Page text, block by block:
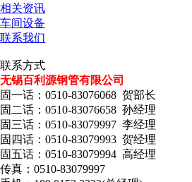
相关资讯
车间设备
联系我们
联系方式
无锡百利源钢管有限公司
固一话：0510-83076068 贺部长
固二话：0510-83076658 孙经理
固三话：0510-83079997 李经理
固四话：0510-83079993 贺经理
固五话：0510-83079994 高经理
传真：0510-83079997